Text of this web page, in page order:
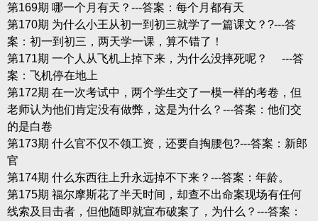
第169期 哪一个月有天？---答案：每个月都有天
第170期 为什么小王从初一到初三就学了一篇课文？?---答
案：初一到初三，两天学一课，算不错了！
第171期 一个人从飞机上掉下来，为什么没摔死呢？ ---答
案：飞机停在地上
第172期 在一次考试中，两个学生交了一模一样的考卷，但
老师认为他们肯定没有做弊，这是为什么？---答案：他们交
的是白卷
第173期 什么官不仅不领工资，还要自掏腰包?---答案：新郎
官
第174期 什么东西往上升永远掉不下来？---答案：年龄。
第175期 福尔摩斯花了半天时间，却查不出命案现场有任何
线索及目击者，但他随即就宣布破案了，为什么？---答案：